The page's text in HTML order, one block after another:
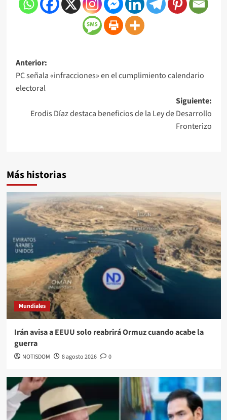
Anterior:
PC señala «infracciones» en el cumplimiento calendario
electoral
Siguiente:
Erodis Díaz destaca beneficios de la Ley de Desarrollo
Fronterizo
Más historias
Mundiales
Irán avisa a EEUU solo reabrirá Ormuz cuando acabe la
guerra
NOTISDOM 8 agosto 2026 0